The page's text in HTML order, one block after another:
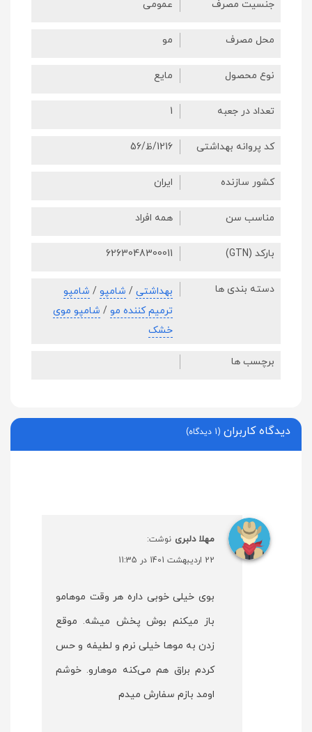
جنسیت مصرف عمومی
محل مصرف مو
نوع محصول مایع
تعداد در جعبه 1
کد پروانه بهداشتی 1216/ظ/56
کشور سازنده ایران
مناسب سن همه افراد
بارکد (GTN) 6263048300011
دسته بندی ها بهداشتی / شامپو / شامپو
ترمیم کننده مو / شامپو موی
خشک
برچسب ها
دیدگاه کاربران (1 دیدگاه)
مهلا دلبری نوشت:
22 اردیبهشت 1401 در 11:35
بوی خیلی خوبی داره هر وقت موهامو
باز میکنم بوش پخش میشه. موقع
زدن به موها خیلی نرم و لطیفه و حس
کردم براق هم می‌کنه موهارو. خوشم
اومد بازم سفارش میدم